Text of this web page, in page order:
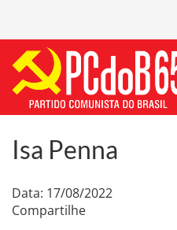
Isa Penna
Data: 17/08/2022
Compartilhe